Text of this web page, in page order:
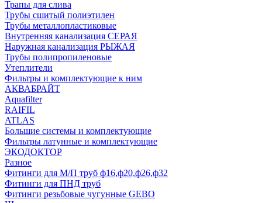
Трапы для слива
Трубы сшитый полиэтилен
Трубы металлопластиковые
Внутренняя канализация СЕРАЯ
Наружная канализация РЫЖАЯ
Трубы полипропиленовые
Утеплители
Фильтры и комплектующие к ним
АКВАБРАЙТ
Aquafilter
RAIFIL
ATLAS
Большие системы и комплектующие
Фильтры латунные и комплектующие
ЭКОДОКТОР
Разное
Фитинги для М/П труб ф16,ф20,ф26,ф32
Фитинги для ПНД труб
Фитинги резьбовые чугунные GEBO